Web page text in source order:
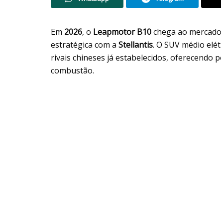
Em 2026, o Leapmotor B10chega ao
estratégica com a Stellantis. O SUV médio
rivais chineses já estabelecidos, oferecendo
combustão.